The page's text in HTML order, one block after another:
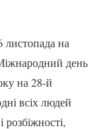
листопада на
Міжнародний день
на 28-й
всіх людей
розбіжності,